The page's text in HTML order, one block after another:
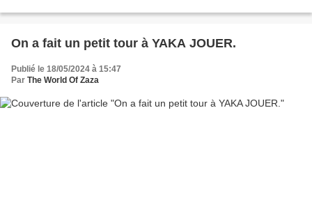
On a fait un petit tour à YAKA JOUER.
Publié le 18/05/2024 à 15:47
Par The World Of Zaza